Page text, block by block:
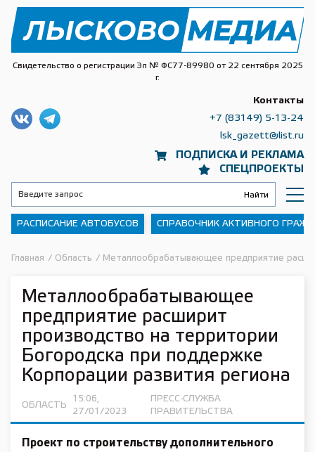
Свидетельство о регистрации Эл № ФС77-89980 от 22 сентября 2025
г.
ПОДПИСКА И РЕКЛАМА
СПЕЦПРОЕКТЫ
Контакты
+7 (83149) 5-13-24
lsk_gazett@list.ru
РАСПИСАНИЕ АВТОБУСОВ СПРАВОЧНИК АКТИВНОГО
Главная / Область / Металлообрабатывающее предприятие
Металлообрабатывающее
предприятие расширит
производство на территории
Богородска при поддержке
Корпорации развития региона
ОБЛАСТЬ
15:06,
27/01/2023
ПРЕСС-СЛУЖБА
ПРАВИТЕЛЬСТВА
Проект по строительству дополнительного